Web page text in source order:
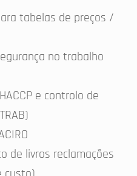
tabelas de preços /
no trabalho
e controlo de
de livros reclamações